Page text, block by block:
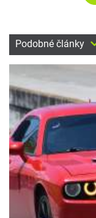
Podobné články